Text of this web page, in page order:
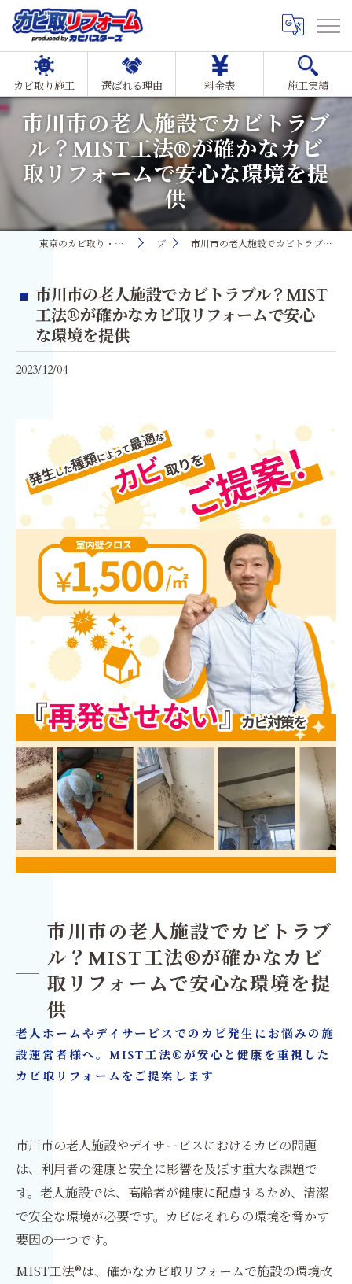
カビ取り施工 選ばれる理由 料金表 施工実績
市川市の老人施設でカビトラブ
ル？MIST工法®が確かなカビ
取リフォームで安心な環境を提
供
東京のカビ取り・カビ対策ならMIST工法®カビ取リフォーム ブログ 市川市の老人施設でカビトラブル？MIST工法®が確かなカビ取リフォームで安心な環境を提供
市川市の老人施設でカビトラブル？MIST
工法®が確かなカビ取リフォームで安心
な環境を提供
2023/12/04
市川市の老人施設でカビトラブ
ル？MIST工法®が確かなカビ
取リフォームで安心な環境を提
供
老人ホームやデイサービスでのカビ発生にお悩みの施
設運営者様へ。MIST工法®が安心と健康を重視した
カビ取リフォームをご提案します
市川市の老人施設やデイサービスにおけるカビの問題
は、利用者の健康と安全に影響を及ぼす重大な課題で
す。老人施設では、高齢者が健康に配慮するため、清潔
で安全な環境が必要です。カビはそれらの環境を脅かす
要因の一つです。
MIST工法®は、確かなカビ取リフォームで施設の環境改